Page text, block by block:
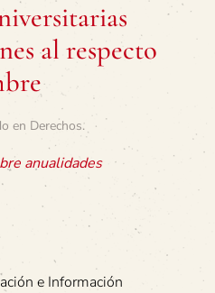
al respecto
en Derechos.
anualidades
e Información